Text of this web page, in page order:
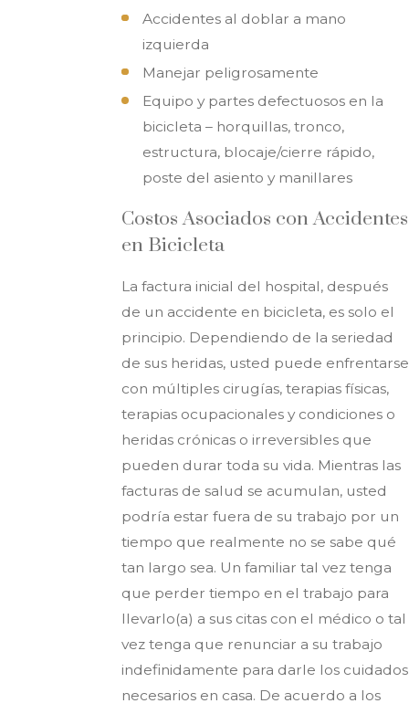
Accidentes al doblar a mano
izquierda
Manejar peligrosamente
Equipo y partes defectuosos en la
bicicleta – horquillas, tronco,
estructura, blocaje/cierre rápido,
poste del asiento y manillares
Costos Asociados con Accidentes
en Bicicleta
La factura inicial del hospital, después
de un accidente en bicicleta, es solo el
principio. Dependiendo de la seriedad
de sus heridas, usted puede enfrentarse
con múltiples cirugías, terapias físicas,
terapias ocupacionales y condiciones o
heridas crónicas o irreversibles que
pueden durar toda su vida. Mientras las
facturas de salud se acumulan, usted
podría estar fuera de su trabajo por un
tiempo que realmente no se sabe qué
tan largo sea. Un familiar tal vez tenga
que perder tiempo en el trabajo para
llevarlo(a) a sus citas con el médico o tal
vez tenga que renunciar a su trabajo
indefinidamente para darle los cuidados
necesarios en casa. De acuerdo a los